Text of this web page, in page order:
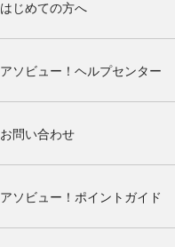
はじめての方へ
アソビュー！ヘルプセンター
お問い合わせ
アソビュー！ポイントガイド